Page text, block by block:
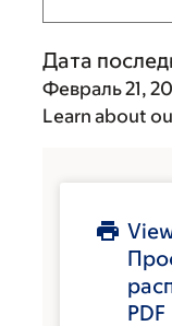
Дата
Февраль 21,
Learn about
PDF